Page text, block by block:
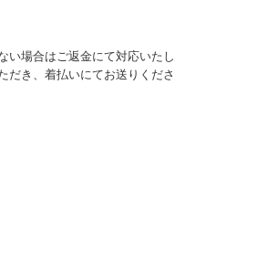
い場合はご返金にて対応いたし
だき、着払いにてお送りくださ